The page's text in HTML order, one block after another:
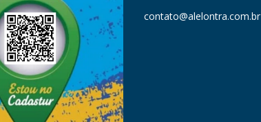
contato@alelontra.com.br